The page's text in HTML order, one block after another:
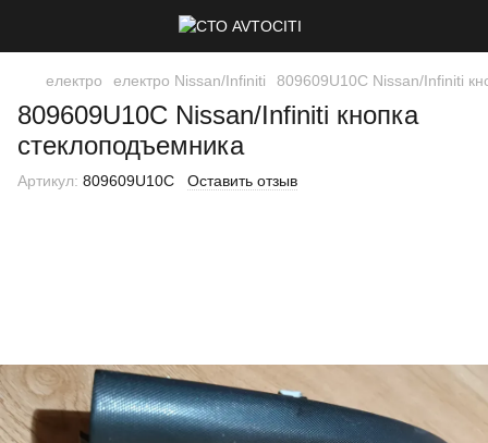
електро електро Nissan/Infiniti 809609U10C Nissan/Infiniti
809609U10C Nissan/Infiniti кнопка
стеклоподъемника
Артикул: 809609U10C Оставить отзыв